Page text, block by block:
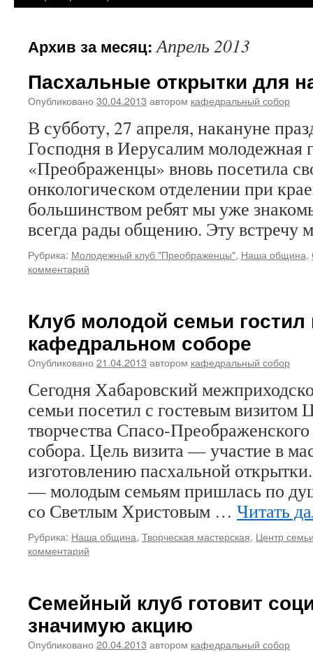
Архив за месяц:Апрель 2013
Пасхальные открытки для
Опубликовано 30.04.2013 автором кафедральный собор
В субботу, 27 апреля, накануне
Господня в Иерусалим молодежная
«Преображенцы» вновь посетила
онкологическом отделении при
большинством ребят мы уже
всегда рады общению. Эту
Рубрика: Молодежный клуб "Преображенцы", Наша община,
комментарий
Клуб молодой семьи гостил
кафедральном соборе
Опубликовано 21.04.2013 автором кафедральный собор
Сегодня Хабаровский
семьи посетил с гостевым визитом
творчества Спасо-
собора. Цель визита — участие в
изготовлению пасхальной
— молодым семьям пришлась по
со Светлым Христовым … Читать
Рубрика: Наша община, Творческая мастерская, Центр
комментарий
Семейный клуб готовит
значимую акцию
Опубликовано 20.04.2013 автором кафедральный собор